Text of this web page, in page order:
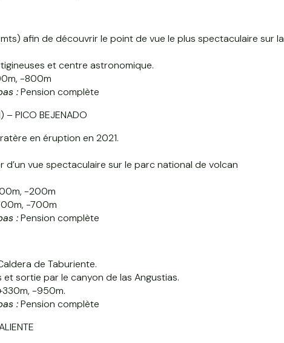
afin de découvrir le point de vue le plus spectaculaire sur la
et centre astronomique.
-800m
:Pension complète
– PICO BEJENADO
en éruption en 2021.
vue spectaculaire sur le parc national de volcan
-200m
-700m
:Pension complète
de Taburiente.
sortie par le canyon de las Angustias.
-950m.
:Pension complète